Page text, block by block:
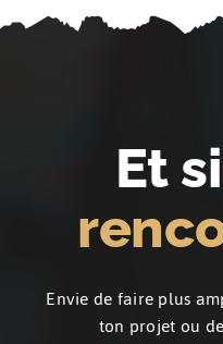
Et
Envie de faire plus
ton projet ou